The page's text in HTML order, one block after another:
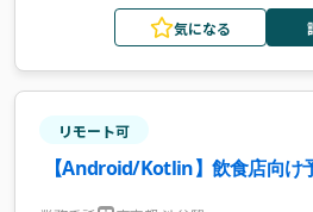
気になる
リモート可
【Android/Kotlin】飲食店向け